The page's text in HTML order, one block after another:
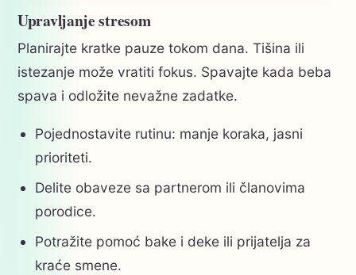
Upravljanje stresom
Planirajte kratke pauze tokom dana. Tišina ili
istezanje može vratiti fokus. Spavajte kada beba
spava i odložite nevažne zadatke.
Pojednostavite rutinu: manje koraka, jasni
prioriteti.
Delite obaveze sa partnerom ili članovima
porodice.
Potražite pomoć bake i deke ili prijatelja za
kraće smene.